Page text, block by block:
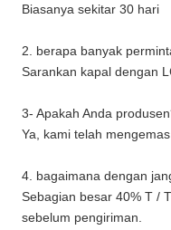
Biasanya sekitar 30 hari
2. berapa banyak
Sarankan kapal dengan
3- Apakah Anda
Ya, kami telah
4. bagaimana dengan
Sebagian besar 40% T /
sebelum pengiriman.